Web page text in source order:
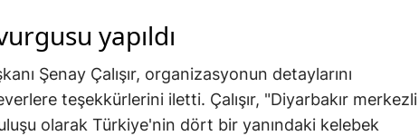
yapıldı
Şenay Çalışır, organizasyonun detaylarını
teşekkürlerini iletti. Çalışır, "Diyarbakır merkezli
olarak Türkiye'nin dört bir yanındaki kelebek